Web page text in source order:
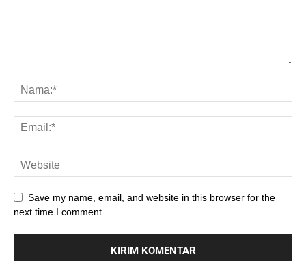
Save my name, email, and website in this browser for the
next time I comment.